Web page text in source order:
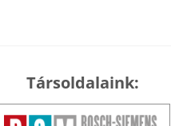
Társoldalaink: